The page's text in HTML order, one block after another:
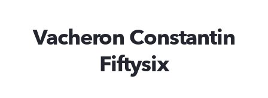
Vacheron Constantin
Fiftysix